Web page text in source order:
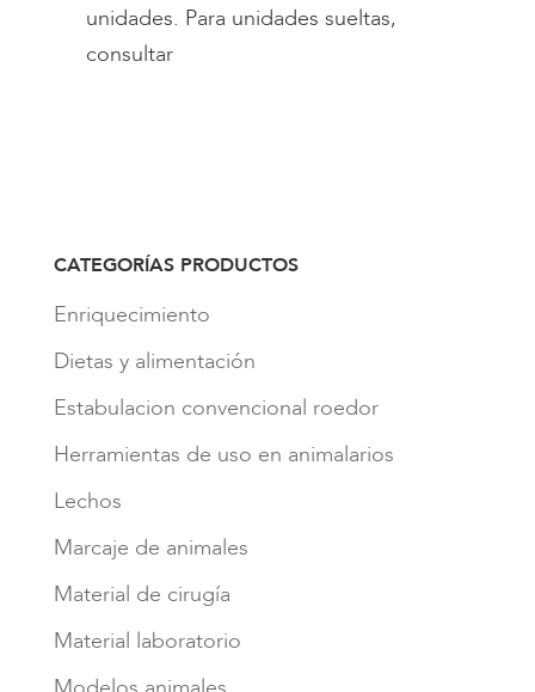
unidades. Para unidades sueltas,
consultar
CATEGORÍAS PRODUCTOS
Enriquecimiento
Dietas y alimentación
Estabulacion convencional roedor
Herramientas de uso en animalarios
Lechos
Marcaje de animales
Material de cirugía
Material laboratorio